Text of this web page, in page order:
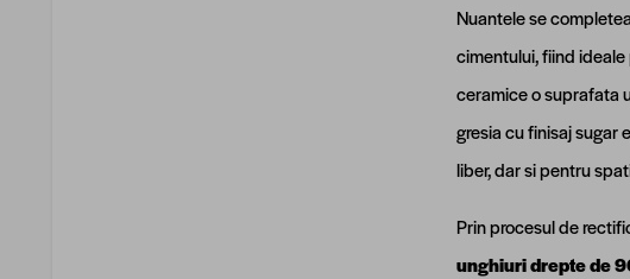
Nuantele se
cimentului, fiind
ceramice o suprafata
gresia cu finisaj sugar
liber, dar si pentru
Prin procesul de
unghiuri drepte de